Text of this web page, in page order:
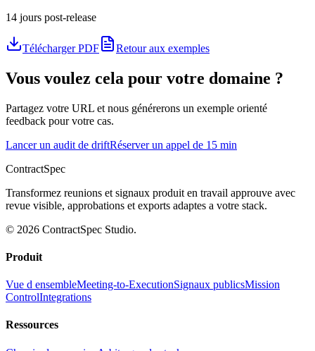
14 jours post-release
Télécharger PDF Retour aux exemples
Vous voulez cela pour votre domaine ?
Partagez votre URL et nous générerons un exemple orienté
feedback pour votre cas.
Lancer un audit de driftRéserver un appel de 15 min
ContractSpec
Transformez reunions et signaux produit en travail approuve avec
revue visible, approbations et exports adaptes a votre stack.
© 2026 ContractSpec Studio.
Produit
Vue d ensembleMeeting-to-ExecutionSignaux publicsMission
ControlIntegrations
Ressources